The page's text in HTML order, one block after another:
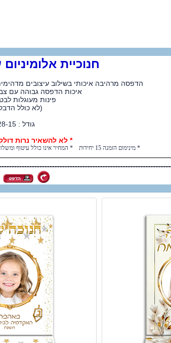
חנוכיית אלומיניום
הדפסה מרהיבה איכותי בשילוב עיצובים
איכות הדפסה גבוהה עם
​פינות מעוגלות
​(לא כולל
גודל : 28-15 ס"מ
* לא להשאיר נרות
* מינימום הזמנה 15 יחידות * המחיר אינו כולל עיטוף ומשלוח. * התמונות להמחשה בלבד. *